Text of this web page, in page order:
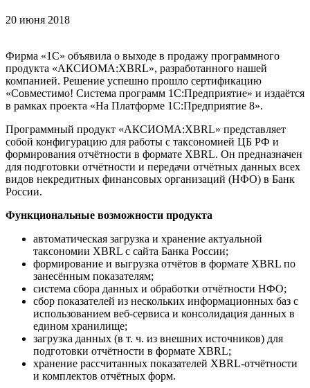
20 июня 2018
Фирма «1С» объявила о выходе в продажу программного
продукта «АКСИОМА:XBRL», разработанного нашей
компанией. Решение успешно прошло сертификацию
«Совместимо! Система программ 1С:Предприятие» и издаётся
в рамках проекта «На Платформе 1С:Предприятие 8».
Программный продукт «АКСИОМА:XBRL» представляет
собой конфигурацию для работы с таксономией ЦБ РФ и
формирования отчётности в формате XBRL. Он предназначен
для подготовки отчётности и передачи отчётных данных всех
видов некредитных финансовых организаций (НФО) в Банк
России.
Функциональные возможности продукта
автоматическая загрузка и хранение актуальной
таксономии XBRL с сайта Банка России;
формирование и выгрузка отчётов в формате XBRL по
занесённым показателям;
система сбора данных и обработки отчётности НФО;
сбор показателей из нескольких информационных баз с
использованием веб-сервиса и консолидация данных в
едином хранилище;
загрузка данных (в т. ч. из внешних источников) для
подготовки отчётности в формате XBRL;
хранение рассчитанных показателей XBRL-отчётности
и комплектов отчётных форм.